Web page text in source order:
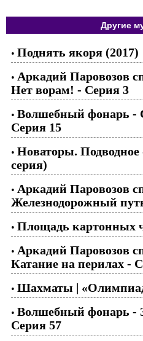
Другие
• Поднять якоря (2017)
• Аркадий Паровозов
Нет ворам! - Серия 3
• Волшебный фонарь -
Серия 15
• Новаторы. Подводное
серия)
• Аркадий Паровозов
Железнодорожный
• Площадь картонных
• Аркадий Паровозов
Катание на перилах -
• Шахматы |
• Волшебный фонарь -
Серия 57